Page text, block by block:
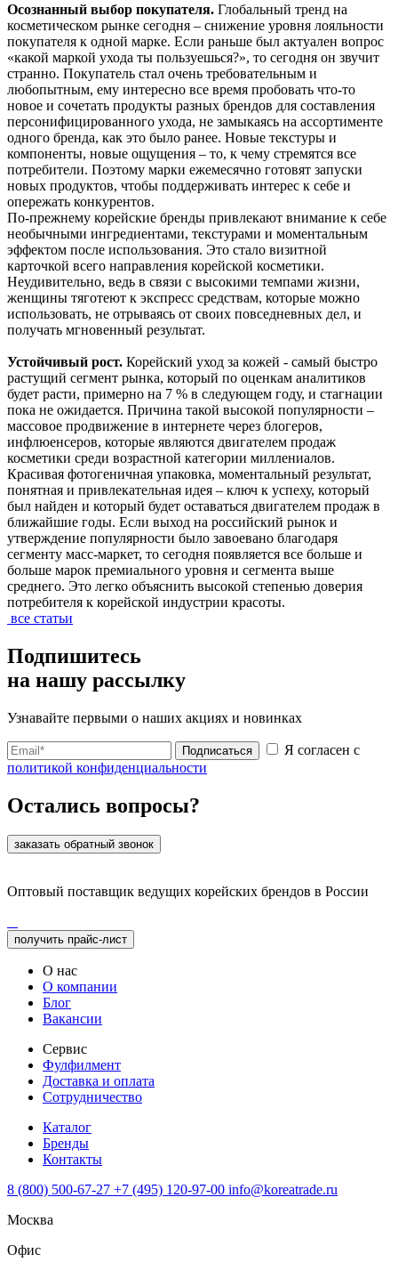
Осознанный выбор покупателя. Глобальный тренд на
косметическом рынке сегодня – снижение уровня лояльности
покупателя к одной марке. Если раньше был актуален вопрос
«какой маркой ухода ты пользуешься?», то сегодня он звучит
странно. Покупатель стал очень требовательным и
любопытным, ему интересно все время пробовать что-то
новое и сочетать продукты разных брендов для составления
персонифицированного ухода, не замыкаясь на ассортименте
одного бренда, как это было ранее. Новые текстуры и
компоненты, новые ощущения – то, к чему стремятся все
потребители. Поэтому марки ежемесячно готовят запуски
новых продуктов, чтобы поддерживать интерес к себе и
опережать конкурентов.
По-прежнему корейские бренды привлекают внимание к себе
необычными ингредиентами, текстурами и моментальным
эффектом после использования. Это стало визитной
карточкой всего направления корейской косметики.
Неудивительно, ведь в связи с высокими темпами жизни,
женщины тяготеют к экспресс средствам, которые можно
использовать, не отрываясь от своих повседневных дел, и
получать мгновенный результат.
Устойчивый рост. Корейский уход за кожей - самый быстро
растущий сегмент рынка, который по оценкам аналитиков
будет расти, примерно на 7 % в следующем году, и стагнации
пока не ожидается. Причина такой высокой популярности –
массовое продвижение в интернете через блогеров,
инфлюенсеров, которые являются двигателем продаж
косметики среди возрастной категории миллениалов.
Красивая фотогеничная упаковка, моментальный результат,
понятная и привлекательная идея – ключ к успеху, который
был найден и который будет оставаться двигателем продаж в
ближайшие годы. Если выход на российский рынок и
утверждение популярности было завоевано благодаря
сегменту масс-маркет, то сегодня появляется все больше и
больше марок премиального уровня и сегмента выше
среднего. Это легко объяснить высокой степенью доверия
потребителя к корейской индустрии красоты.
все статьи
Подпишитесь
на нашу рассылку
Узнавайте первыми о наших акциях и новинках
Подписаться
Я согласен с
политикой конфиденциальности
Остались вопросы?
заказать обратный звонок
Оптовый поставщик ведущих корейских брендов в России
получить прайс-лист
О нас
О компании
Блог
Вакансии
Сервис
Фулфилмент
Доставка и оплата
Сотрудничество
Каталог
Бренды
Контакты
8 (800) 500-67-27 +7 (495) 120-97-00 info@koreatrade.ru
Москва
Офис